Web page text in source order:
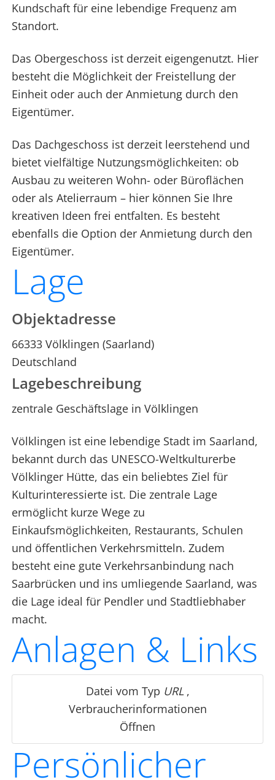
Kundschaft für eine lebendige Frequenz am
Standort.
Das Obergeschoss ist derzeit eigengenutzt. Hier
besteht die Möglichkeit der Freistellung der
Einheit oder auch der Anmietung durch den
Eigentümer.
Das Dachgeschoss ist derzeit leerstehend und
bietet vielfältige Nutzungsmöglichkeiten: ob
Ausbau zu weiteren Wohn- oder Büroflächen
oder als Atelierraum – hier können Sie Ihre
kreativen Ideen frei entfalten. Es besteht
ebenfalls die Option der Anmietung durch den
Eigentümer.
Lage
Objektadresse
66333 Völklingen (Saarland)
Deutschland
Lagebeschreibung
zentrale Geschäftslage in Völklingen
Völklingen ist eine lebendige Stadt im Saarland,
bekannt durch das UNESCO-Weltkulturerbe
Völklinger Hütte, das ein beliebtes Ziel für
Kulturinteressierte ist. Die zentrale Lage
ermöglicht kurze Wege zu
Einkaufsmöglichkeiten, Restaurants, Schulen
und öffentlichen Verkehrsmitteln. Zudem
besteht eine gute Verkehrsanbindung nach
Saarbrücken und ins umliegende Saarland, was
die Lage ideal für Pendler und Stadtliebhaber
macht.
Anlagen & Links
Datei vom Typ URL ,
Verbraucherinformationen
Öffnen
Persönlicher